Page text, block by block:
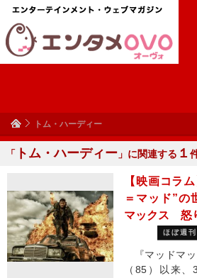
トム・ハーディー
「 トム・ハーディー 」に関連する １
【映画コラ
＝マッド”
マックス 怒
ほぼ週
『マッドマッ
（85）以来